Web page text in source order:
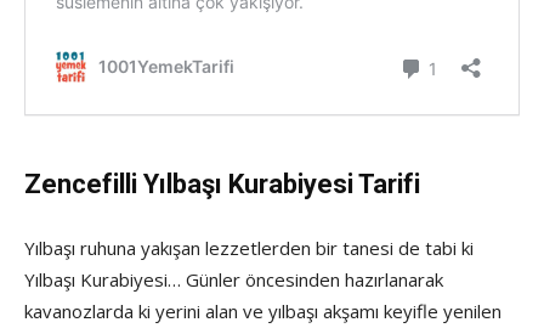
Zencefilli Yılbaşı Kurabiyesi Tarifi
Yılbaşı ruhuna yakışan lezzetlerden bir tanesi de tabi ki
Yılbaşı Kurabiyesi… Günler öncesinden hazırlanarak
kavanozlarda ki yerini alan ve yılbaşı akşamı keyifle yenilen